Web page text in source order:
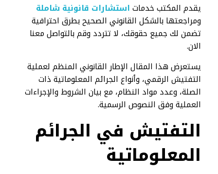
يقدم المكتب خدماتاستشارات قانونية شاملة
ومراجعتها بالشكل القانوني الصحيح بطرق احترافية
تضمن لك جميع حقوقك، لا تتردد وقم بالتواصل معنا
الان.
يستعرض هذا المقال الإطار القانوني المنظم لعملية
التفتيش الرقمي، وأنواع الجرائم المعلوماتية ذات
الصلة، وعدد مواد النظام، مع بيان الشروط والإجراءات
العملية وفق النصوص الرسمية.
التفتيش في الجرائم
المعلوماتية